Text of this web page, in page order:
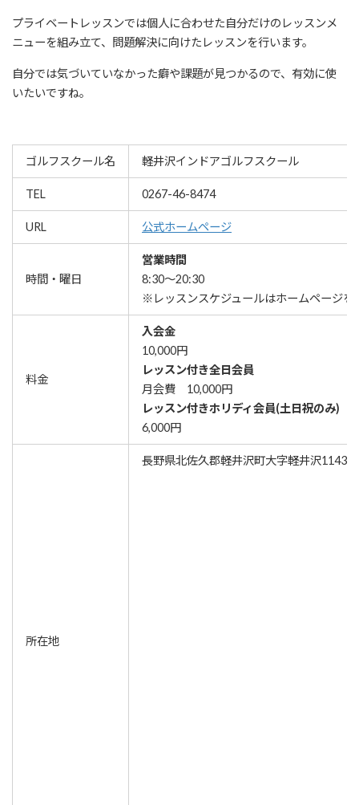
プライベートレッスンでは個人に合わせた自分だけのレッスンメ
ニューを組み立て、問題解決に向けたレッスンを行います。
自分では気づいていなかった癖や課題が見つかるので、有効に使
いたいですね。
ゴルフスクール名 軽井沢インドアゴルフスクール
TEL 0267-46-8474
URL 公式ホームページ
時間・曜日
営業時間
8:30～20:30
※レッスンスケジュールはホームページを
料金
入会金
10,000円
レッスン付き全日会員
月会費 10,000円
レッスン付きホリディ会員(土日祝のみ)
6,000円
所在地
長野県北佐久郡軽井沢町大字軽井沢1143-2